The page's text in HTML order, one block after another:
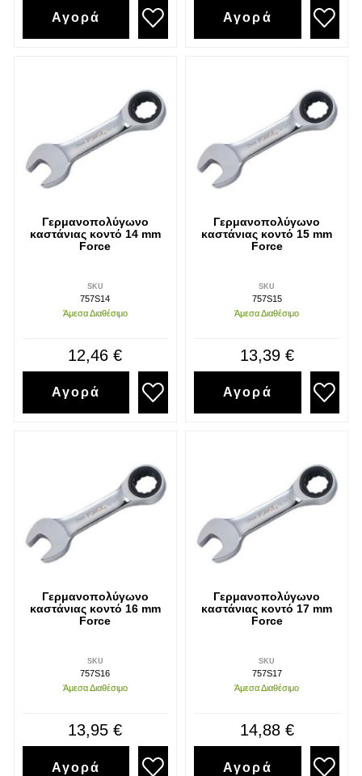
Αγορά Αγορά
Γερμανοπολύγωνο
καστάνιας κοντό 14 mm
Force
SKU
757S14
Άμεσα Διαθέσιμο
12,46 €
Αγορά
Γερμανοπολύγωνο
καστάνιας κοντό 15 mm
Force
SKU
757S15
Άμεσα Διαθέσιμο
13,39 €
Αγορά
Γερμανοπολύγωνο
καστάνιας κοντό 16 mm
Force
SKU
757S16
Άμεσα Διαθέσιμο
13,95 €
Αγορά
Γερμανοπολύγωνο
καστάνιας κοντό 17 mm
Force
SKU
757S17
Άμεσα Διαθέσιμο
14,88 €
Αγορά